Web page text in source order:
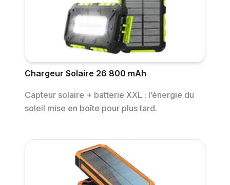
Chargeur Solaire 26 800 mAh
Capteur solaire + batterie XXL : l’énergie du
soleil mise en boîte pour plus tard.